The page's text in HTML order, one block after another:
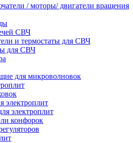
/ моторы/ двигатели вращения
СВЧ
и термостаты для СВЧ
для СВЧ
для микроволновок
электроплит
электроплит
конфорок